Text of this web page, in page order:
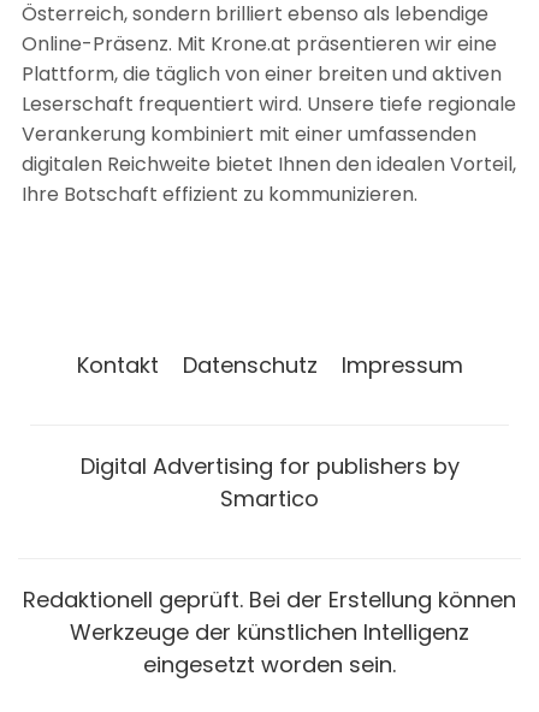
Österreich, sondern brilliert ebenso als lebendige
Online-Präsenz. Mit Krone.at präsentieren wir eine
Plattform, die täglich von einer breiten und aktiven
Leserschaft frequentiert wird. Unsere tiefe regionale
Verankerung kombiniert mit einer umfassenden
digitalen Reichweite bietet Ihnen den idealen Vorteil,
Ihre Botschaft effizient zu kommunizieren.
Kontakt Datenschutz Impressum
Digital Advertising for publishers by
Smartico
Redaktionell geprüft. Bei der Erstellung können
Werkzeuge der künstlichen Intelligenz
eingesetzt worden sein.